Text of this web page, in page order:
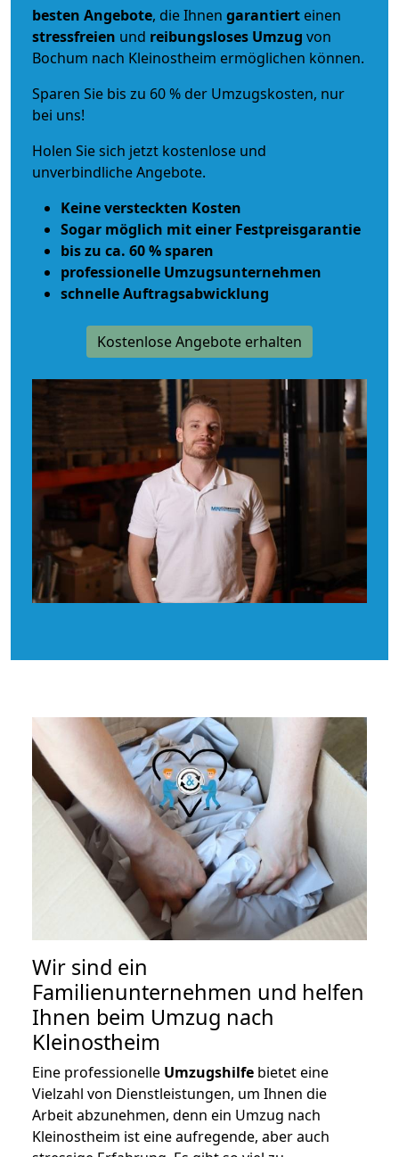
besten Angebote, die Ihnen garantiert einen
stressfreien und reibungsloses Umzug von
Bochum nach Kleinostheim ermöglichen können.
Sparen Sie bis zu 60 % der Umzugskosten, nur
bei uns!
Holen Sie sich jetzt kostenlose und
unverbindliche Angebote.
Keine versteckten Kosten
Sogar möglich mit einer Festpreisgarantie
bis zu ca. 60 % sparen
professionelle Umzugsunternehmen
schnelle Auftragsabwicklung
Kostenlose Angebote erhalten
Wir sind ein
Familienunternehmen und helfen
Ihnen beim Umzug nach
Kleinostheim
Eine professionelle Umzugshilfe bietet eine
Vielzahl von Dienstleistungen, um Ihnen die
Arbeit abzunehmen, denn ein Umzug nach
Kleinostheim ist eine aufregende, aber auch